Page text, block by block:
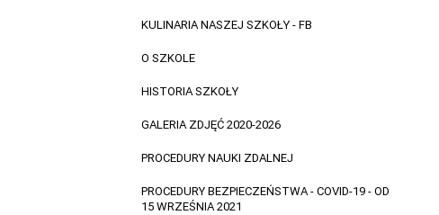
KULINARIA NASZEJ SZKOŁY - FB
O SZKOLE
HISTORIA SZKOŁY
GALERIA ZDJĘĆ 2020-2026
PROCEDURY NAUKI ZDALNEJ
PROCEDURY BEZPIECZEŃSTWA - COVID-19 - OD
15 WRZEŚNIA 2021